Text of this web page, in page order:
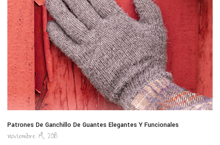
Patrones De Ganchillo De Guantes Elegantes Y Funcionales
noviembre 14, 2018